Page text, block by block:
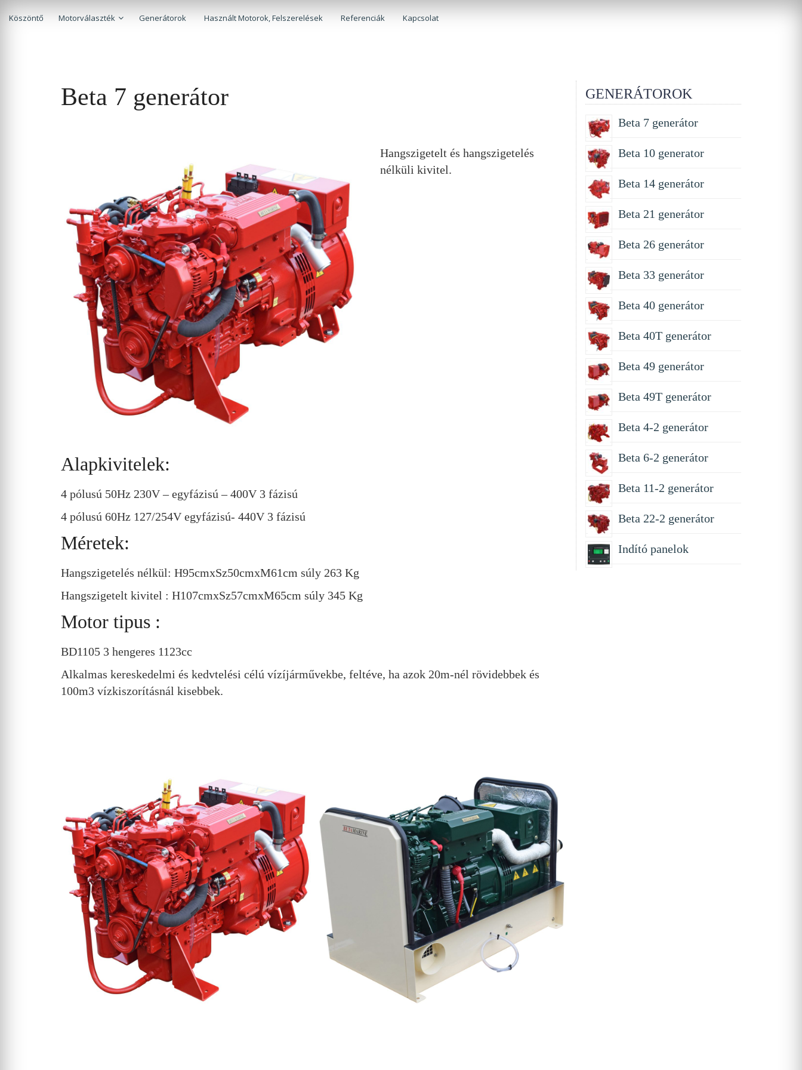
Köszöntő Motorválaszték Generátorok Használt Motorok, Felszerelések Referenciák Kapcsolat
Beta 7 generátor
Hangszigetelt és hangszigetelés
nélküli kivitel.
Alapkivitelek:
4 pólusú 50Hz 230V – egyfázisú – 400V 3 fázisú
4 pólusú 60Hz 127/254V egyfázisú- 440V 3 fázisú
Méretek:
Hangszigetelés nélkül: H95cmxSz50cmxM61cm súly 263 Kg
Hangszigetelt kivitel : H107cmxSz57cmxM65cm súly 345 Kg
Motor tipus :
BD1105 3 hengeres 1123cc
Alkalmas kereskedelmi és kedvtelési célú vízíjárművekbe, feltéve, ha azok 20m-nél rövidebbek és
100m3 vízkiszorításnál kisebbek.
GENERÁTOROK
Beta 7 generátor
Beta 10 generator
Beta 14 generátor
Beta 21 generátor
Beta 26 generátor
Beta 33 generátor
Beta 40 generátor
Beta 40T generátor
Beta 49 generátor
Beta 49T generátor
Beta 4-2 generátor
Beta 6-2 generátor
Beta 11-2 generátor
Beta 22-2 generátor
Indító panelok